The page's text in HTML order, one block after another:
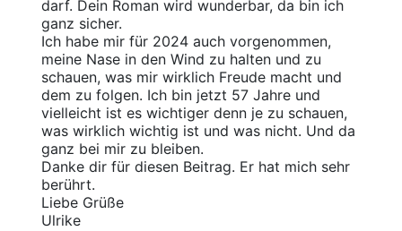
darf. Dein Roman wird wunderbar, da bin ich
ganz sicher.
Ich habe mir für 2024 auch vorgenommen,
meine Nase in den Wind zu halten und zu
schauen, was mir wirklich Freude macht und
dem zu folgen. Ich bin jetzt 57 Jahre und
vielleicht ist es wichtiger denn je zu schauen,
was wirklich wichtig ist und was nicht. Und da
ganz bei mir zu bleiben.
Danke dir für diesen Beitrag. Er hat mich sehr
berührt.
Liebe Grüße
Ulrike